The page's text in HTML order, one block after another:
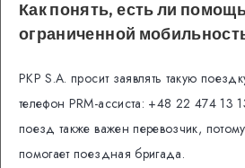
Как понять, есть ли
ограниченной
PKP S.A. просит заявлять такую
телефон PRM-ассиста: +48 22 474 13
поезд также важен перевозчик,
помогает поездная бригада.